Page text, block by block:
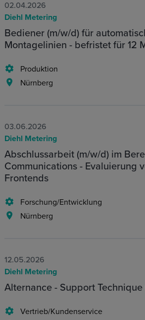
02.04.2026
Diehl Metering
Bediener (m/w/d) für
Montagelinien - befristet für 12
Produktion
Nürnberg
03.06.2026
Diehl Metering
Abschlussarbeit (m/w/d) im
Communications - Evaluierung
Frontends
Forschung/Entwicklung
Nürnberg
12.05.2026
Diehl Metering
Alternance - Support
Vertrieb/Kundenservice